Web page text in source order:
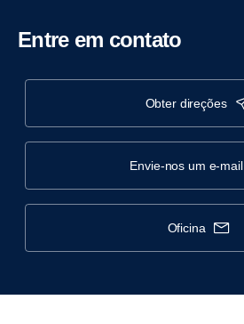
Entre em contato
obter direções
envie-nos um e-mail
oficina